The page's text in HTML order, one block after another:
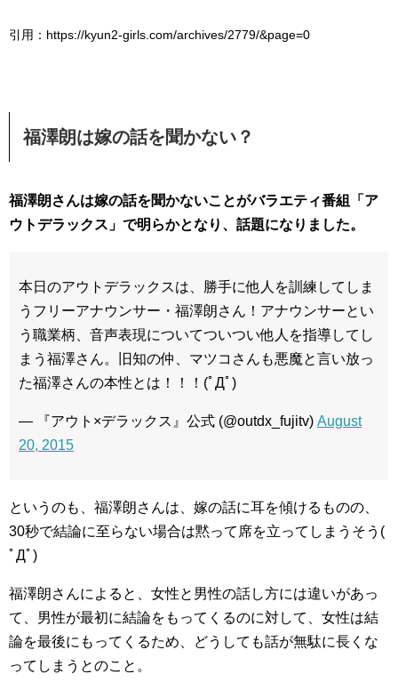
引用：https://kyun2-girls.com/archives/2779/&page=0
福澤朗は嫁の話を聞かない？
福澤朗さんは嫁の話を聞かないことがバラエティ番組「ア
ウトデラックス」で明らかとなり、話題になりました。
本日のアウトデラックスは、勝手に他人を訓練してしま
うフリーアナウンサー・福澤朗さん！アナウンサーとい
う職業柄、音声表現についてついつい他人を指導してし
まう福澤さん。旧知の仲、マツコさんも悪魔と言い放っ
た福澤さんの本性とは！！！(ﾟДﾟ)
— 『アウト×デラックス』公式 (@outdx_fujitv) August
20, 2015
というのも、福澤朗さんは、嫁の話に耳を傾けるものの、
30秒で結論に至らない場合は黙って席を立ってしまうそう(
ﾟДﾟ)
福澤朗さんによると、女性と男性の話し方には違いがあっ
て、男性が最初に結論をもってくるのに対して、女性は結
論を最後にもってくるため、どうしても話が無駄に長くな
ってしまうとのこと。